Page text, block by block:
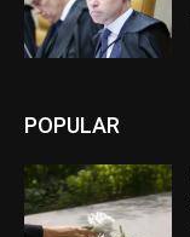
POPULAR